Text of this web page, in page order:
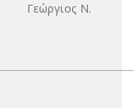
Γεώργιος Ν.